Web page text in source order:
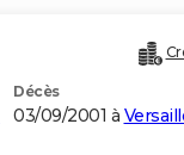
Décès
03/09/2001 à